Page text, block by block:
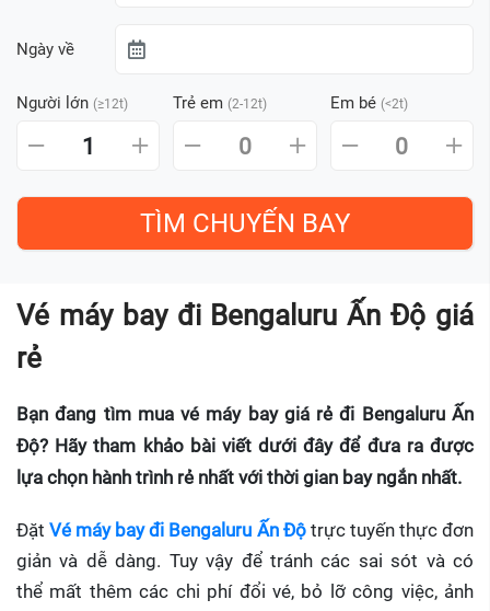
Ngày về
Người lớn (≥12t) Trẻ em (2-12t) Em bé (<2t)
1 0 0
Vé máy bay đi Bengaluru Ấn Độ giá
rẻ
Bạn đang tìm mua vé máy bay giá rẻ đi Bengaluru Ấn
Độ? Hãy tham khảo bài viết dưới đây để đưa ra được
lựa chọn hành trình rẻ nhất với thời gian bay ngắn nhất.
ĐặtVé máy bay đi Bengaluru Ấn Độtrực tuyến thực đơn
giản và dễ dàng. Tuy vậy để tránh các sai sót và có
thể mất thêm các chi phí đổi vé, bỏ lỡ công việc, ảnh